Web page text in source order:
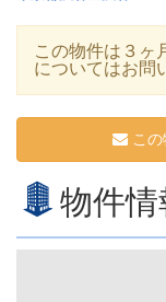
この物件は３ヶ
についてはお問
こ
物件情